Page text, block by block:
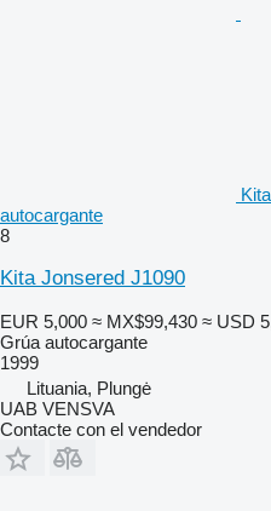
autocargante
8
Kita Jonsered J1090
EUR 5,000 ≈ MX$99,430 ≈ USD
Grúa autocargante
1999
Lituania, Plungė
UAB VENSVA
Contacte con el vendedor